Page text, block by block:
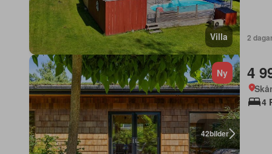
Villa 2
42bilder
Ny 4
4